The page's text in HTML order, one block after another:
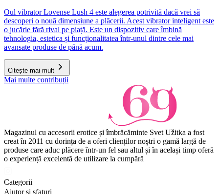
Oul vibrator Lovense Lush 4 este alegerea potrivită dacă vrei să
descoperi o nouă dimensiune a plăcerii. Acest vibrator inteligent este
o jucărie fără rival pe piață. Este un dispozitiv care îmbină
tehnologia, estetica și funcționalitatea într-unul dintre cele mai
avansate produse de până acum.
Citește mai mult
Mai multe contribuții
Magazinul cu accesorii erotice și îmbrăcăminte Svet Užitka a fost
creat în 2011 cu dorința de a oferi clienților noștri o gamă largă de
produse care aduc plăcere într-un fel sau altul și în același timp oferă
o experiență excelentă de utilizare la cumpără
Categorii
Ajutor și sfaturi